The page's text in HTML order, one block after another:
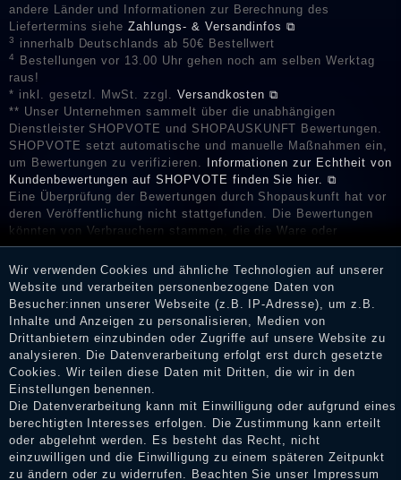
andere Länder und Informationen zur Berechnung des
Liefertermins sieheZahlungs- & Versandinfos ⧉
3 innerhalb Deutschlands ab 50€ Bestellwert
4
Bestellungen vor 13.00 Uhr gehen noch am selben Werktag
raus!
* inkl. gesetzl. MwSt. zzgl. Versandkosten ⧉
** Unser Unternehmen sammelt über die unabhängigen
Dienstleister SHOPVOTE und SHOPAUSKUNFT Bewertungen.
SHOPVOTE setzt automatische und manuelle Maßnahmen ein,
um Bewertungen zu verifizieren. Informationen zur Echtheit von
Kundenbewertungen auf SHOPVOTE finden Sie hier. ⧉
Eine Überprüfung der Bewertungen durch Shopauskunft hat vor
deren Veröffentlichung nicht stattgefunden. Die Bewertungen
könnten von Verbrauchern stammen, die die Ware oder
Dienstleistungen gar nicht erworben oder genutzt haben. Nach
Erhalt einer Benachrichtigungs-E-Mail können Händler die
Bewertungen verifizieren und über die erfolgte Verifizierung im
Shop informieren.
Impressum
Daten­schutz­erklärung
Wir verwenden Cookies und ähnliche Technologien auf unserer
Website und verarbeiten personenbezogene Daten von
Besucher:innen unserer Webseite (z.B. IP-Adresse), um z.B.
Inhalte und Anzeigen zu personalisieren, Medien von
Drittanbietern einzubinden oder Zugriffe auf unsere Website zu
analysieren. Die Datenverarbeitung erfolgt erst durch gesetzte
Cookies. Wir teilen diese Daten mit Dritten, die wir in den
Einstellungen benennen.
Die Datenverarbeitung kann mit Einwilligung oder aufgrund eines
berechtigten Interesses erfolgen. Die Zustimmung kann erteilt
oder abgelehnt werden. Es besteht das Recht, nicht
einzuwilligen und die Einwilligung zu einem späteren Zeitpunkt
zu ändern oder zu widerrufen. Beachten Sie unser
Impressum